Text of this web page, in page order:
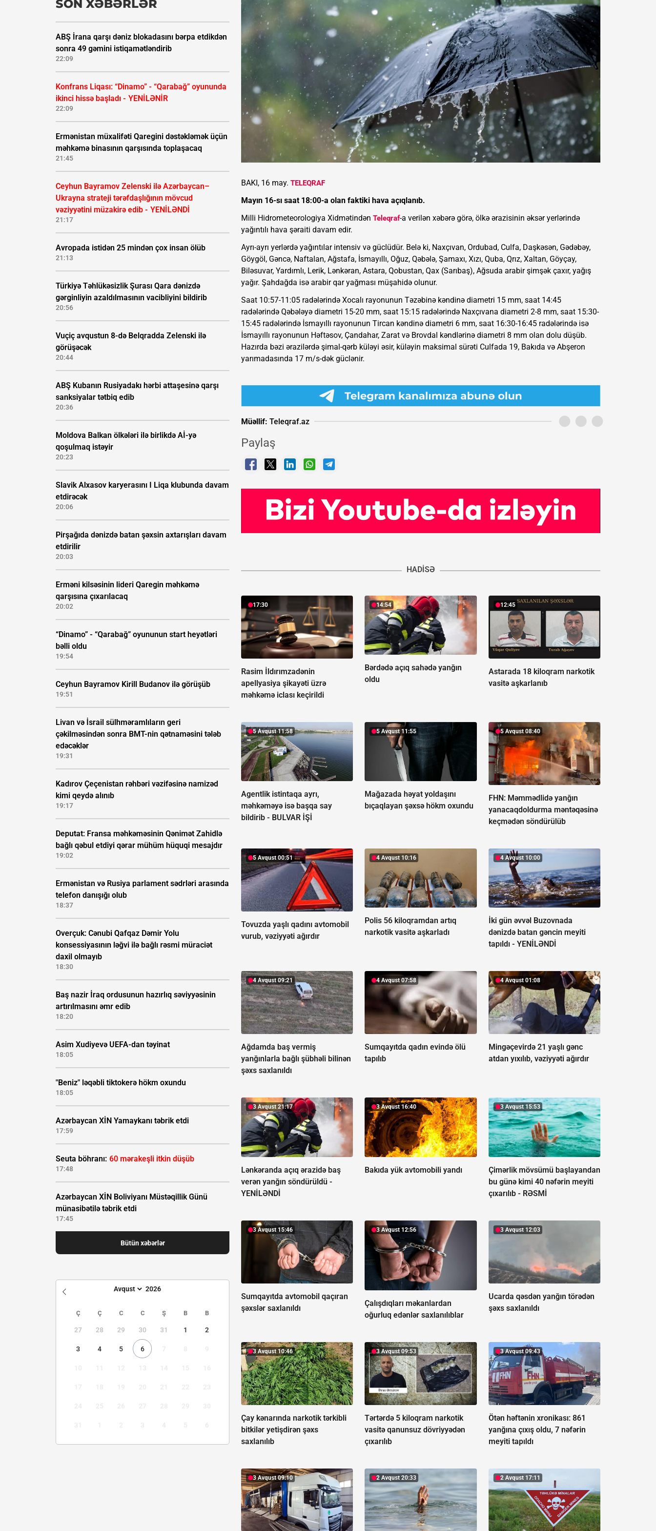
SON XƏBƏRLƏR
ABŞ İrana qarşı dəniz blokadasını bərpa etdikdən
sonra 49 gəmini istiqamətləndirib
22:09
Konfrans Liqası: “Dinamo” - “Qarabağ” oyununda
ikinci hissə başladı - YENİLƏNİR
22:09
Ermənistan müxalifəti Qaregini dəstəkləmək üçün
məhkəmə binasının qarşısında toplaşacaq
21:45
Ceyhun Bayramov Zelenski ilə Azərbaycan–
Ukrayna strateji tərəfdaşlığının mövcud
vəziyyətini müzakirə edib - YENİLƏNDİ
21:17
Avropada istidən 25 mindən çox insan ölüb
21:13
Türkiyə Təhlükəsizlik Şurası Qara dənizdə
gərginliyin azaldılmasının vacibliyini bildirib
20:56
Vuçiç avqustun 8-də Belqradda Zelenski ilə
görüşəcək
20:44
ABŞ Kubanın Rusiyadakı hərbi attaşesinə qarşı
sanksiyalar tətbiq edib
20:36
Moldova Balkan ölkələri ilə birlikdə Aİ-yə
qoşulmaq istəyir
20:23
Slavik Alxasov karyerasını I Liqa klubunda davam
etdirəcək
20:06
Pirşağıda dənizdə batan şəxsin axtarışları davam
etdirilir
20:03
Erməni kilsəsinin lideri Qaregin məhkəmə
qarşısına çıxarılacaq
20:02
“Dinamo” - “Qarabağ” oyununun start heyətləri
bəlli oldu
19:54
Ceyhun Bayramov Kirill Budanov ilə görüşüb
19:51
Livan və İsrail sülhməramlıların geri
çəkilməsindən sonra BMT-nin qətnaməsini tələb
edəcəklər
19:31
Kadırov Çeçenistan rəhbəri vəzifəsinə namizəd
kimi qeydə alınıb
19:17
Deputat: Fransa məhkəməsinin Qənimət Zahidlə
bağlı qəbul etdiyi qərar mühüm hüquqi mesajdır
19:02
Ermənistan və Rusiya parlament sədrləri arasında
telefon danışığı olub
18:37
Overçuk: Cənubi Qafqaz Dəmir Yolu
konsessiyasının ləğvi ilə bağlı rəsmi müraciət
daxil olmayıb
18:30
Baş nazir İraq ordusunun hazırlıq səviyyəsinin
artırılmasını əmr edib
18:20
Asim Xudiyevə UEFA-dan təyinat
18:05
"Beniz" ləqəbli tiktokerə hökm oxundu
18:05
Azərbaycan XİN Yamaykanı təbrik etdi
17:59
Seuta böhranı: 60 mərakeşli itkin düşüb
17:48
Azərbaycan XİN Boliviyanı Müstəqillik Günü
münasibətilə təbrik etdi
17:45
Bütün xəbərlər
Ç Ç C C Ş B B
27 28 29 30 31 1 2
3 4 5 6
BAKI, 16 may. TELEQRAF
Mayın 16-sı saat 18:00-a olan faktiki hava açıqlanıb.
Milli Hidrometeorologiya Xidmətindən Teleqraf-a verilən xəbərə görə, ölkə ərazisinin əksər yerlərində
yağıntılı hava şəraiti davam edir.
Ayrı-ayrı yerlərdə yağıntılar intensiv və güclüdür. Belə ki, Naxçıvan, Ordubad, Culfa, Daşkəsən, Gədəbəy,
Göygöl, Gəncə, Naftalan, Ağstafa, İsmayıllı, Oğuz, Qəbələ, Şamaxı, Xızı, Quba, Qrız, Xaltan, Göyçay,
Biləsuvar, Yardımlı, Lerik, Lənkəran, Astara, Qobustan, Qax (Sarıbaş), Ağsuda arabir şimşək çaxır, yağış
yağır. Şahdağda isə arabir qar yağması müşahidə olunur.
Saat 10:57-11:05 radələrində Xocalı rayonunun Təzəbinə kəndinə diametri 15 mm, saat 14:45
radələrində Qəbələyə diametri 15-20 mm, saat 15:15 radələrində Naxçıvana diametri 2-8 mm, saat 15:30-
15:45 radələrində İsmayıllı rayonunun Tircan kəndinə diametri 6 mm, saat 16:30-16:45 radələrində isə
İsmayıllı rayonunun Həftəsov, Çandahar, Zarat və Brovdal kəndlərinə diametri 8 mm olan dolu düşüb.
Hazırda bəzi ərazilərdə şimal-qərb küləyi əsir, küləyin maksimal sürəti Culfada 19, Bakıda və Abşeron
yarımadasında 17 m/s-dək güclənir.
Müəllif: Teleqraf.az
Paylaş
HADISƏ
17:30
Rasim İldırımzadənin
apellyasiya şikayəti üzrə
məhkəmə iclası keçirildi
14:54
Bərdədə açıq sahədə yanğın
oldu
12:45
Astarada 18 kiloqram narkotik
vasitə aşkarlanıb
5 Avqust 11:58
Agentlik istintaqa ayrı,
məhkəməyə isə başqa say
bildirib - BULVAR İŞİ
5 Avqust 11:55
Mağazada həyat yoldaşını
bıçaqlayan şəxsə hökm oxundu
5 Avqust 08:40
FHN: Məmmədlidə yanğın
yanacaqdoldurma məntəqəsinə
keçmədən söndürülüb
5 Avqust 00:51
Tovuzda yaşlı qadını avtomobil
vurub, vəziyyəti ağırdır
4 Avqust 10:16
Polis 56 kiloqramdan artıq
narkotik vasitə aşkarladı
4 Avqust 10:00
İki gün əvvəl Buzovnada
dənizdə batan gəncin meyiti
tapıldı - YENİLƏNDİ
4 Avqust 09:21
Ağdamda baş vermiş
yanğınlarla bağlı şübhəli bilinən
şəxs saxlanıldı
4 Avqust 07:58
Sumqayıtda qadın evində ölü
tapılıb
4 Avqust 01:08
Mingəçevirdə 21 yaşlı gənc
atdan yıxılıb, vəziyyəti ağırdır
3 Avqust 21:17
Lənkəranda açıq ərazidə baş
verən yanğın söndürüldü -
YENİLƏNDİ
3 Avqust 16:40
Bakıda yük avtomobili yandı
3 Avqust 15:53
Çimərlik mövsümü başlayandan
bu günə kimi 40 nəfərin meyiti
çıxarılıb - RƏSMİ
3 Avqust 15:46
Sumqayıtda avtomobil qaçıran
şəxslər saxlanıldı
3 Avqust 12:56
Çalışdıqları məkanlardan
oğurluq edənlər saxlanılıblar
3 Avqust 12:03
Ucarda qəsdən yanğın törədən
şəxs saxlanıldı
3 Avqust 10:46
Çay kənarında narkotik tərkibli
bitkilər yetişdirən şəxs
saxlanılıb
3 Avqust 09:53
Tərtərdə 5 kiloqram narkotik
vasitə qanunsuz dövriyyədən
çıxarılıb
3 Avqust 09:43
Ötən həftənin xronikası: 861
yanğına çıxış oldu, 7 nəfərin
meyiti tapıldı
3 Avqust 09:10 2 Avqust 20:33 2 Avqust 17:11